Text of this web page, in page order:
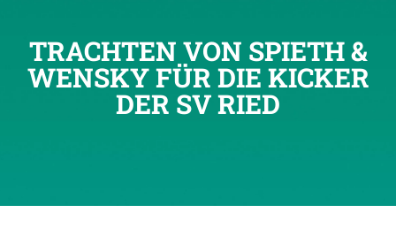
TRACHTEN VON SPIETH &
WENSKY FÜR DIE KICKER
DER SV RIED